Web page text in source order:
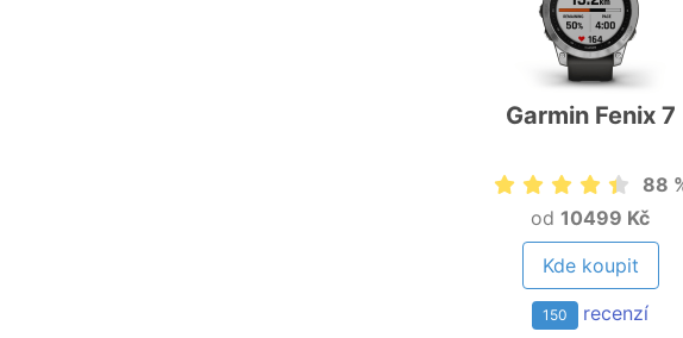
Garmin Fenix 7
88
od 10499 Kč
Kde koupit
150 recenzí